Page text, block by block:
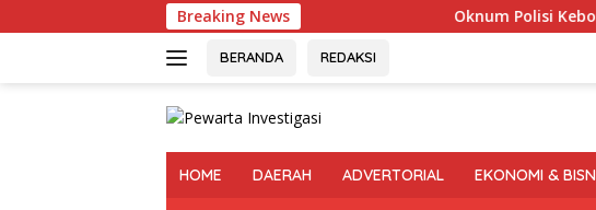
ke
Breaking News Oknum Polisi Kebon Jeruk
BERANDA REDAKSI
HOME DAERAH ADVERTORIAL EKONOMI &